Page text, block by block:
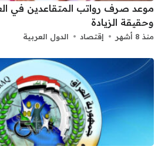
وحقيقة الزيادة
منذ 8 أشهر إقتصاد الدول العربية